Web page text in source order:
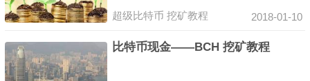
超级比特币 挖矿教程 2018-01-10
比特币现金——BCH 挖矿教程